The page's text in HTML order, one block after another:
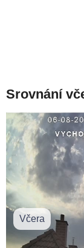
Srovnání
Včera